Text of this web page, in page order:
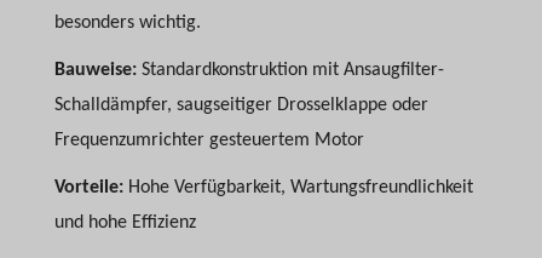
besonders wichtig.
Bauweise: Standardkonstruktion mit Ansaugfilter-
Schalldämpfer, saugseitiger Drosselklappe oder
Frequenzumrichter gesteuertem Motor
Vorteile: Hohe Verfügbarkeit, Wartungsfreundlichkeit
und hohe Effizienz